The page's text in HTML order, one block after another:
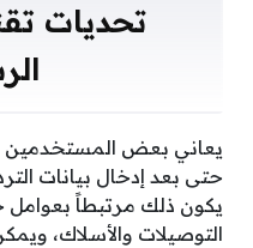
تحديات
يعاني بعض المستخدمين
حتى بعد إدخال بيانات
يكون ذلك مرتبطاً بعوامل
التوصيلات والأسلاك،